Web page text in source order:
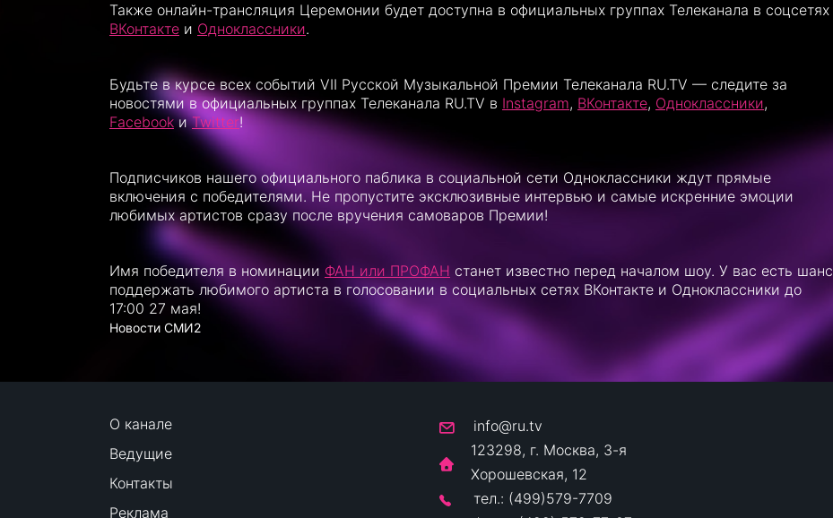
Также онлайн-трансляция Церемонии будет доступна в официальных группах Телеканала в соцсетях
ВКонтакте и Одноклассники.
Будьте в курсе всех событий VII Русской Музыкальной Премии Телеканала RU.TV — следите за
новостями в официальных группах Телеканала RU.TV в Instagram, ВКонтакте, Одноклассники,
FacebookиTwitter!
Подписчиков нашего официального паблика в социальной сети Одноклассники ждут прямые
включения с победителями. Не пропустите эксклюзивные интервью и самые искренние эмоции
любимых артистов сразу после вручения самоваров Премии!
Имя победителя в номинации ФАН или ПРОФАН станет известно перед началом шоу. У вас есть шанс
поддержать любимого артиста в голосовании в социальных сетях ВКонтакте и Одноклассники до
17:00 27 мая!
Новости СМИ2
О канале
Ведущие
Контакты
Реклама
info@ru.tv
123298, г. Москва, 3-я
Хорошевская, 12
тел.: (499)579-7709